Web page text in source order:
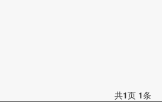
共1页 1条